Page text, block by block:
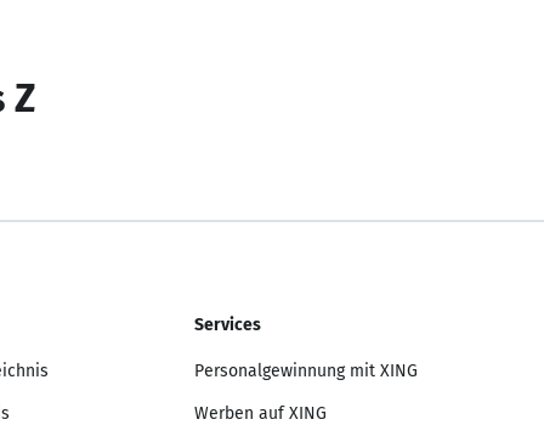
Z
Services
Personalgewinnung mit XING
Werben auf XING